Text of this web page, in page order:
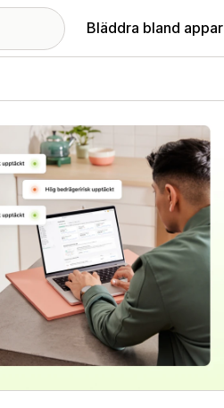
Bläddra bland appar